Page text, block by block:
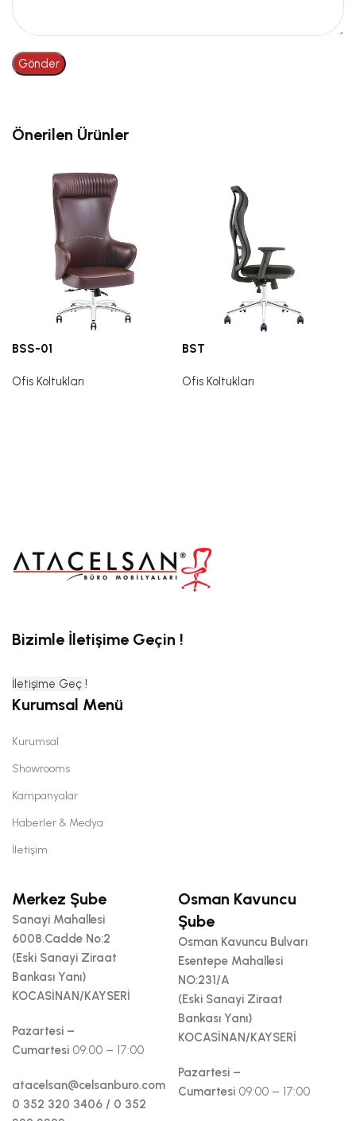
Önerilen Ürünler
BSS-01
Ofis Koltukları
BST
Ofis Koltukları
Bizimle İletişime Geçin !
İletişime Geç !
Kurumsal Menü
Kurumsal
Showrooms
Kampanyalar
Haberler & Medya
İletişim
Merkez Şube
Sanayi Mahallesi
6008.Cadde No:2
(Eski Sanayi Ziraat
Bankası Yanı)
KOCASİNAN/KAYSERİ
Pazartesi –
Cumartesi 09:00 – 17:00
atacelsan@celsanburo.com
0 352 320 3406 / 0 352
Osman Kavuncu
Şube
Osman Kavuncu Bulvarı
Esentepe Mahallesi
NO:231/A
(Eski Sanayi Ziraat
Bankası Yanı)
KOCASİNAN/KAYSERİ
Pazartesi –
Cumartesi 09:00 – 17:00